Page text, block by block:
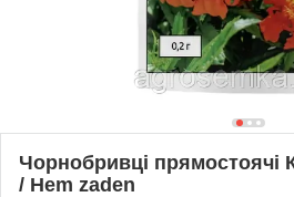
Чорнобривці прямостоячі
/ Hem zaden